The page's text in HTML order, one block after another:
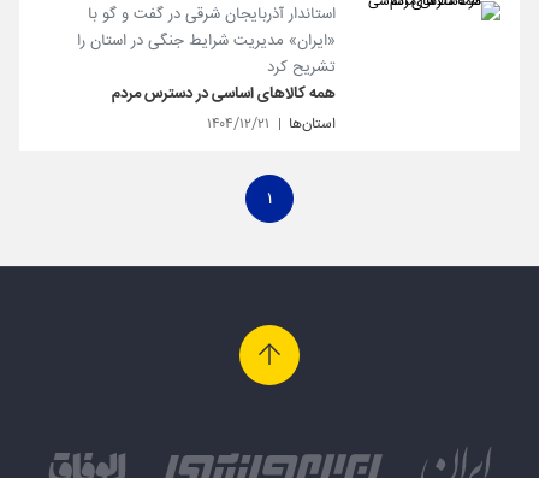
استاندار آذربایجان شرقی در گفت و گو با
«ایران» مدیریت شرایط جنگی در استان را
تشریح کرد
همه کالاهای اساسی در دسترس مردم
استان‌ها ۱۴۰۴/۱۲/۲۱
۱